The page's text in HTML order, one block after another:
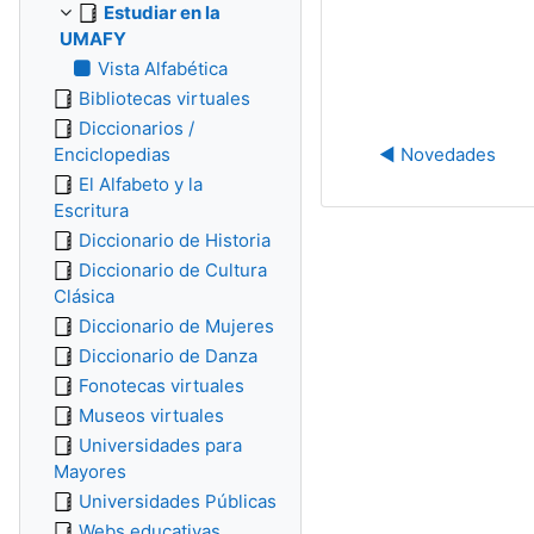
◀︎ Novedades
Estudiar en la
UMAFY
Vista Alfabética
Bibliotecas virtuales
Diccionarios /
Enciclopedias
El Alfabeto y la
Escritura
Diccionario de Historia
Diccionario de Cultura
Clásica
Diccionario de Mujeres
Diccionario de Danza
Fonotecas virtuales
Museos virtuales
Universidades para
Mayores
Universidades Públicas